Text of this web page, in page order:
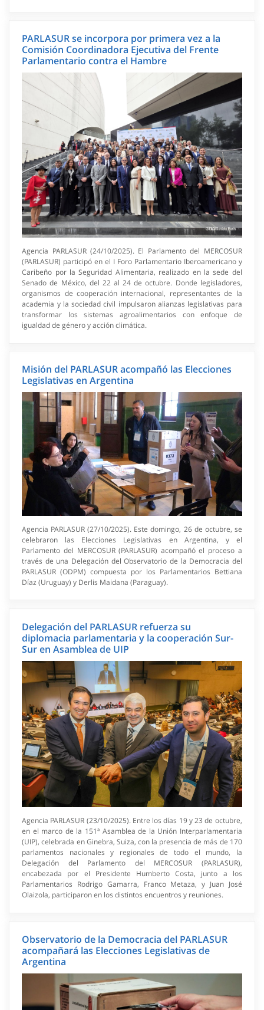
PARLASUR se incorpora por primera vez a la
Comisión Coordinadora Ejecutiva del Frente
Parlamentario contra el Hambre
Agencia PARLASUR (24/10/2025). El Parlamento del MERCOSUR
(PARLASUR) participó en el I Foro Parlamentario Iberoamericano y
Caribeño por la Seguridad Alimentaria, realizado en la sede del
Senado de México, del 22 al 24 de octubre. Donde legisladores,
organismos de cooperación internacional, representantes de la
academia y la sociedad civil impulsaron alianzas legislativas para
transformar los sistemas agroalimentarios con enfoque de
igualdad de género y acción climática.
Misión del PARLASUR acompañó las Elecciones
Legislativas en Argentina
Agencia PARLASUR (27/10/2025). Este domingo, 26 de octubre, se
celebraron las Elecciones Legislativas en Argentina, y el
Parlamento del MERCOSUR (PARLASUR) acompañó el proceso a
través de una Delegación del Observatorio de la Democracia del
PARLASUR (ODPM) compuesta por los Parlamentarios Bettiana
Díaz (Uruguay) y Derlis Maidana (Paraguay).
Delegación del PARLASUR refuerza su
diplomacia parlamentaria y la cooperación Sur-
Sur en Asamblea de UIP
Agencia PARLASUR (23/10/2025). Entre los días 19 y 23 de octubre,
en el marco de la 151ª Asamblea de la Unión Interparlamentaria
(UIP), celebrada en Ginebra, Suiza, con la presencia de más de 170
parlamentos nacionales y regionales de todo el mundo, la
Delegación del Parlamento del MERCOSUR (PARLASUR),
encabezada por el Presidente Humberto Costa, junto a los
Parlamentarios Rodrigo Gamarra, Franco Metaza, y Juan José
Olaizola, participaron en los distintos encuentros y reuniones.
Observatorio de la Democracia del PARLASUR
acompañará las Elecciones Legislativas de
Argentina